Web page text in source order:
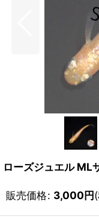
ローズジュエル ML
販売価格: 3,000円